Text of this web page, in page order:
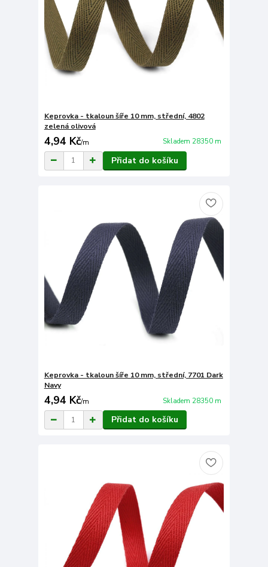
Keprovka - tkaloun šíře 10 mm, střední, 4802
zelená olivová
4,94 Kč/m Skladem 28350 m
Přidat do košíku
Keprovka - tkaloun šíře 10 mm, střední, 7701 Dark
Navy
4,94 Kč/m Skladem 28350 m
Přidat do košíku